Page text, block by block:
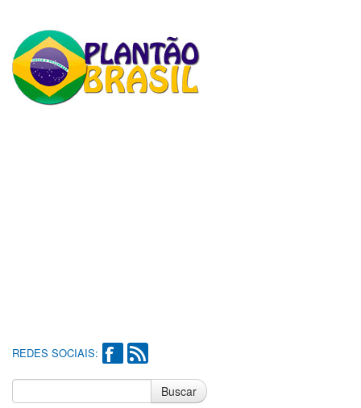
REDES SOCIAIS:
Buscar